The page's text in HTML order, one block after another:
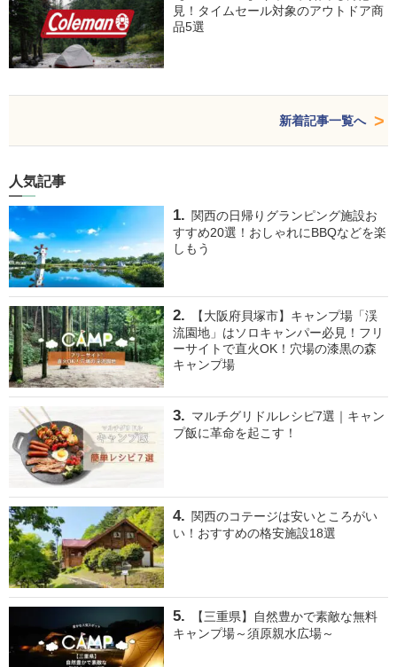
見！タイムセール対象のアウトドア商
品5選
新着記事一覧へ
人気記事
関西の日帰りグランピング施設お
すすめ20選！おしゃれにBBQなどを楽
しもう
【大阪府貝塚市】キャンプ場「渓
流園地」はソロキャンパー必見！フリ
ーサイトで直火OK！穴場の漆黒の森
キャンプ場
マルチグリドルレシピ7選｜キャン
プ飯に革命を起こす！
関西のコテージは安いところがい
い！おすすめの格安施設18選
【三重県】自然豊かで素敵な無料
キャンプ場～須原親水広場～